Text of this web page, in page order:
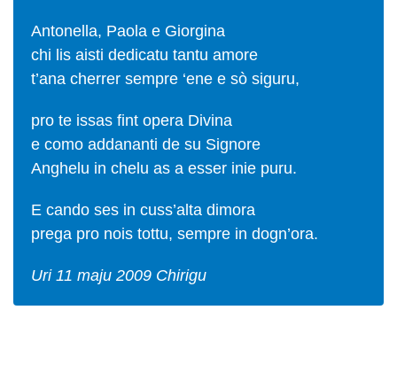
Antonella, Paola e Giorgina
chi lis aisti dedicatu tantu amore
t’ana cherrer sempre ‘ene e sò siguru,
pro te issas fint opera Divina
e como addananti de su Signore
Anghelu in chelu as a esser inie puru.
E cando ses in cuss’alta dimora
prega pro nois tottu, sempre in dogn’ora.
Uri 11 maju 2009 Chirigu